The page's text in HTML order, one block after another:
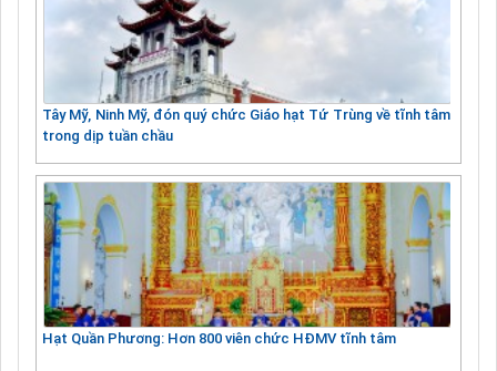
Tây Mỹ, Ninh Mỹ, đón quý chức Giáo hạt Tứ Trùng về tĩnh tâm
trong dịp tuần chầu
Hạt Quần Phương: Hơn 800 viên chức HĐMV tĩnh tâm